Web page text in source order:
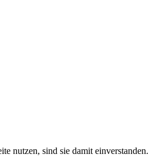
nutzen, sind sie damit einverstanden.